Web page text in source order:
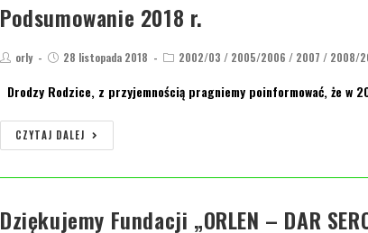
Podsumowanie 2018 r.
orly 28 listopada 2018 2002/03 / 2005/2006 / 2007 / 2008/
Drodzy Rodzice, z przyjemnością pragniemy poinformować, że
CZYTAJ DALEJ
Dziękujemy Fundacji „ORLEN – DAR